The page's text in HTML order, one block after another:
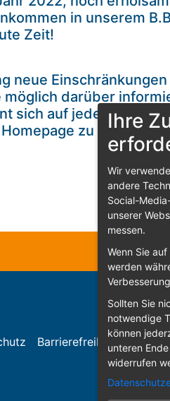
in unserem
Zeit!
neue
darüber
sich auf jeden Fall
zu schauen
Barrierefreiheit Sign In
Ihre
Wir
andere
Social-
unserer
messen.
Wenn Sie auf
werden
Sollten Sie
notwendige
können
unteren
widerrufen